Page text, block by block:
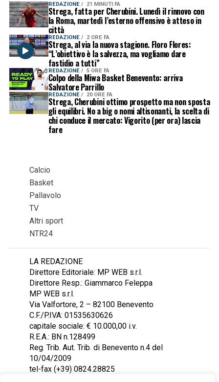
REDAZIONE 21 MINUTI FA
Strega, fatta per Cherubini. Lunedì il rinnovo con
la Roma, martedì l’esterno offensivo è atteso in
città
REDAZIONE 2 ORE FA
Strega, al via la nuova stagione. Floro Flores:
“L’obiettivo è la salvezza, ma vogliamo dare
fastidio a tutti”
REDAZIONE 5 ORE FA
Colpo della Miwa Basket Benevento: arriva
Salvatore Parrillo
REDAZIONE 20 ORE FA
Strega, Cherubini ottimo prospetto ma non sposta
gli equilibri. No a big o nomi altisonanti, la scelta di
chi conduce il mercato: Vigorito (per ora) lascia
fare
Calcio
Basket
Pallavolo
TV
Altri sport
NTR24
LA REDAZIONE
Direttore Editoriale: MP WEB s.r.l.
Direttore Resp.: Giammarco Feleppa
MP WEB s.r.l.
Via Valfortore, 2 – 82100 Benevento
C.F./P.IVA: 01535630626
capitale sociale: € 10.000,00 i.v.
R.E.A.: BN n.128499
Reg. Trib. Aut. Trib. di Benevento n.4 del
10/04/2009
tel-fax (+39) 0824.28825